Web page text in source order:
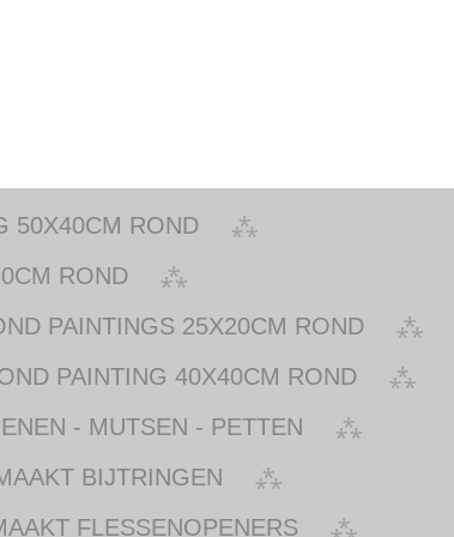
50X40CM ROND
ROND
PAINTINGS 25X20CM ROND
PAINTING 40X40CM ROND
- MUTSEN - PETTEN
BIJTRINGEN
FLESSENOPENERS